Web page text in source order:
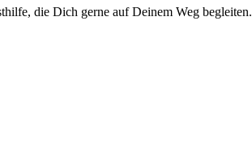
die Dich gerne auf Deinem Weg begleiten.